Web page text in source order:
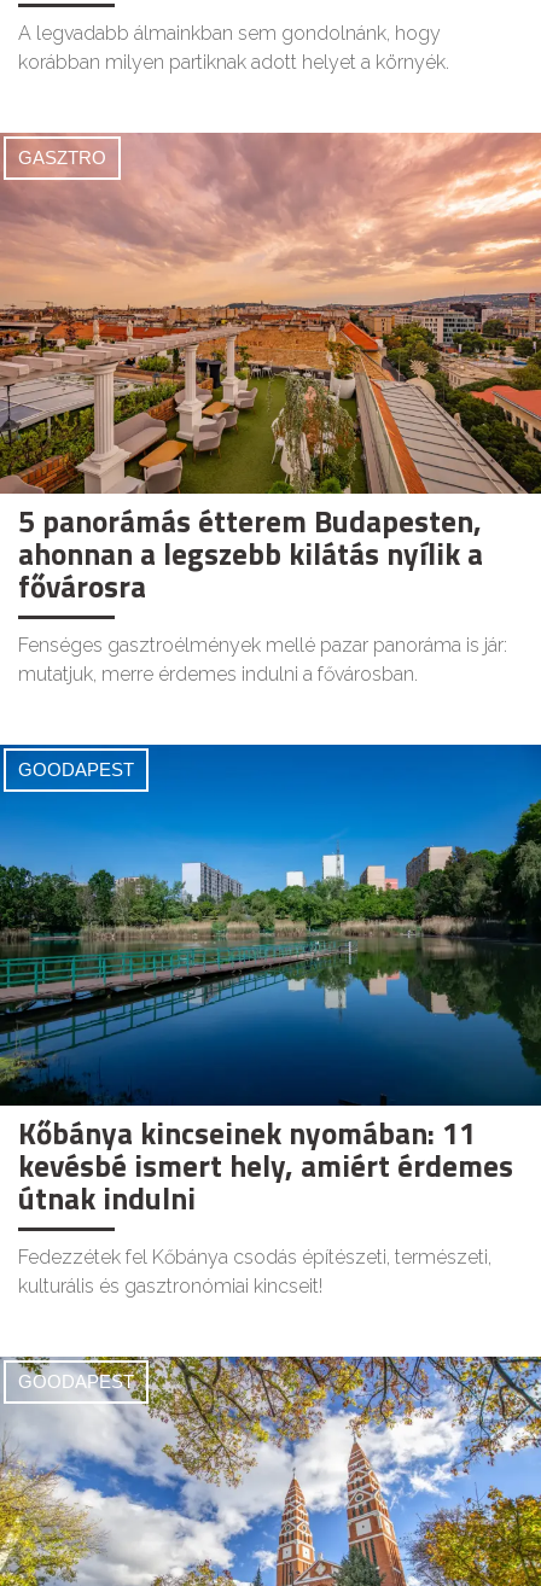
A legvadabb álmainkban sem gondolnánk, hogy
korábban milyen partiknak adott helyet a környék.
GASZTRO
5 panorámás étterem Budapesten,
ahonnan a legszebb kilátás nyílik a
fővárosra
Fenséges gasztroélmények mellé pazar panoráma is jár:
mutatjuk, merre érdemes indulni a fővárosban.
GOODAPEST
Kőbánya kincseinek nyomában: 11
kevésbé ismert hely, amiért érdemes
útnak indulni
Fedezzétek fel Kőbánya csodás építészeti, természeti,
kulturális és gasztronómiai kincseit!
GOODAPEST